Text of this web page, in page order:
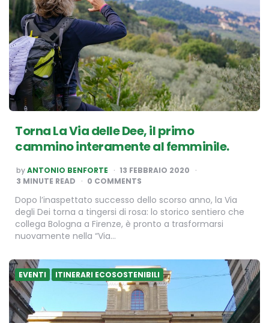
Torna La Via delle Dee, il primo
cammino interamente al femminile.
POSTED
BY
byANTONIO BENFORTE
13 FEBBRAIO 2020
3 MINUTE READ 0 COMMENTS
Dopo l’inaspettato successo dello scorso anno, la Via
degli Dei torna a tingersi di rosa: lo storico sentiero che
collega Bologna a Firenze, è pronto a trasformarsi
nuovamente nella “Via…
EVENTI ITINERARI ECOSOSTENIBILI